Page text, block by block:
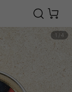
1 /4